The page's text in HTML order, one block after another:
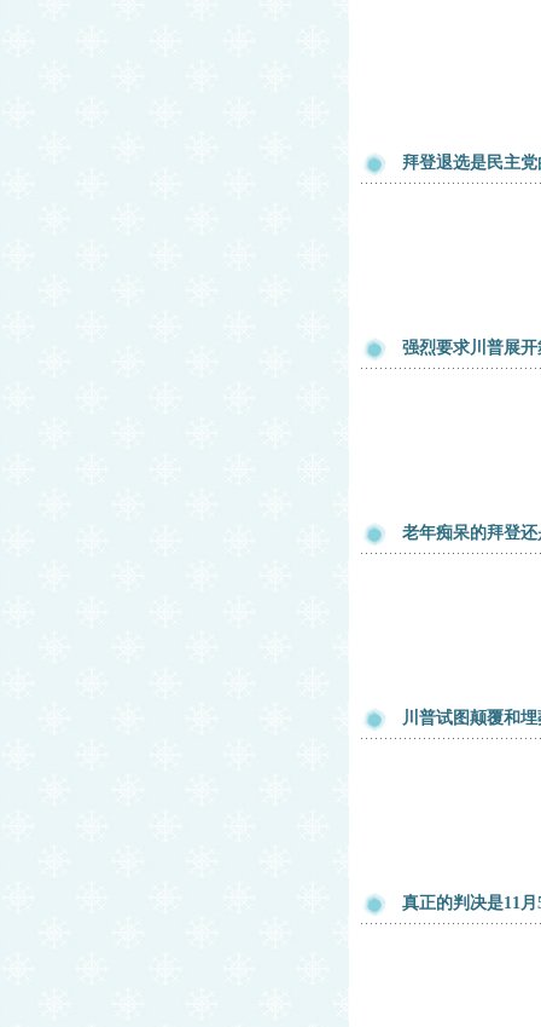
拜登退选是民主
强烈要求川普展
老年痴呆的拜登
川普试图颠覆和
真正的判决是11